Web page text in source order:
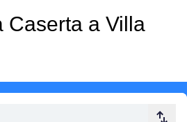
Caserta a Villa